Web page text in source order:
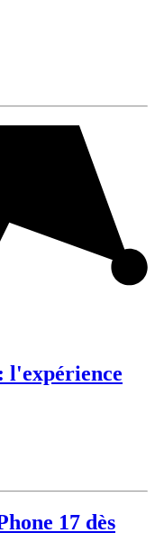
l'expérience
17 dès